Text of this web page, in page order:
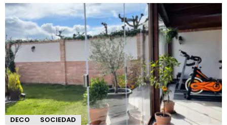
DECO SOCIEDAD